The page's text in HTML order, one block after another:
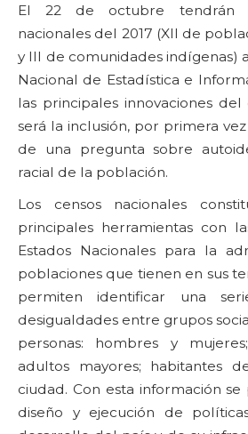
El 22 de octubre tendrán
nacionales del 2017 (XII de
y III de comunidades indígenas)
Nacional de Estadística e
las principales innovaciones
será la inclusión, por primera
de una pregunta sobre
racial de la población.
Los censos nacionales
principales herramientas con
Estados Nacionales para la
poblaciones que tienen en sus
permiten identificar una
desigualdades entre grupos
personas: hombres y
adultos mayores; habitantes
ciudad. Con esta información
diseño y ejecución de